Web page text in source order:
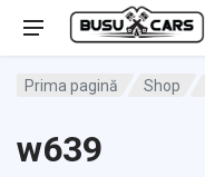
Prima pagină Shop
w639